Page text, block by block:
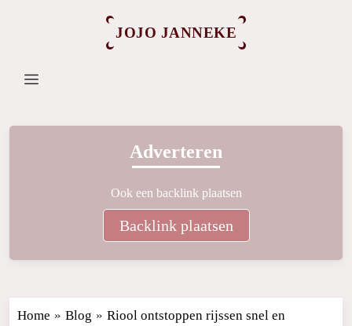
JOJO JANNEKE
Adverteren
Ook een backlink plaatsen
Backlink plaatsen
Home » Blog » Riool ontstoppen rijssen snel en